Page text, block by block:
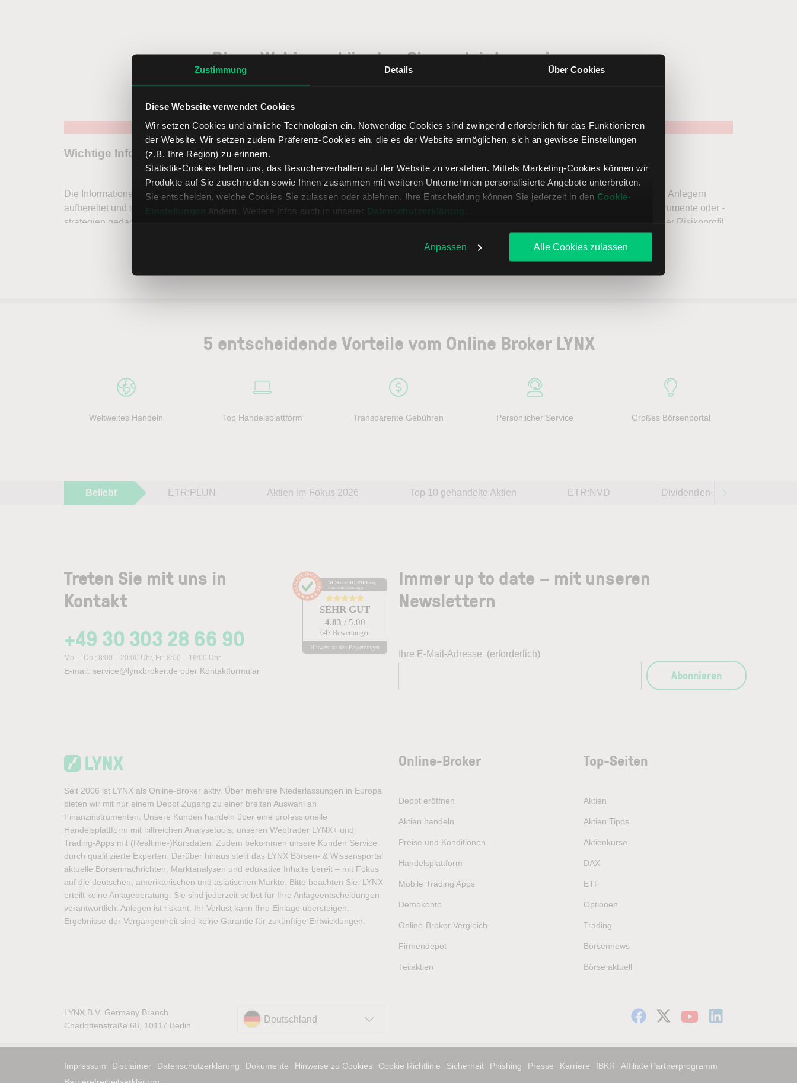
Zustimmung Details Über Cookies
Diese Webseite verwendet Cookies
Wir setzen Cookies und ähnliche Technologien ein. Notwendige Cookies sind zwingend erforderlich für das Funktionieren
der Website. Wir setzen zudem Präferenz-Cookies ein, die es der Website ermöglichen, sich an gewisse Einstellungen
(z.B. Ihre Region) zu erinnern.
Statistik-Cookies helfen uns, das Besucherverhalten auf der Website zu verstehen. Mittels Marketing-Cookies können wir
Produkte auf Sie zuschneiden sowie Ihnen zusammen mit weiteren Unternehmen personalisierte Angebote unterbreiten.
Sie entscheiden, welche Cookies Sie zulassen oder ablehnen. Ihre Entscheidung können Sie jederzeit in den Cookie-
Einstellungen
ändern. Weitere Infos auch in unserer Datenschutzerklärung
Anpassen Alle Cookies zulassen
Diese Webinare könnten Sie auch interessieren
Leider gibt es für Ihren gesetzten Filter keine Webinaraufzeichnungen.
5 entscheidende Vorteile vom Online Broker LYNX
Weltweites Handeln Top Handelsplattform Transparente Gebühren Persönlicher Service Großes Börsenportal
Beliebt ETR:PLUN Aktien im Fokus 2026 Top 10 gehandelte Aktien ETR:NVD Dividenden-Aktien weltweit
Treten Sie mit uns in
Kontakt
+49 30 303 28 66 90
Mo. – Do.: 8:00 – 20:00 Uhr, Fr.: 8:00 – 18:00 Uhr
E-mail: service@lynxbroker.de oder Kontaktformular
AUSGEZEICHNET.org
Kundenbewertungen
SEHR GUT
4.83 / 5.00
647 Bewertungen
Hinweis zu den Bewertungen
Immer up to date – mit unseren
Newslettern
Ihre E-Mail-Adresse (erforderlich)
Abonnieren
Seit 2006 ist LYNX als Online-Broker aktiv. Über mehrere Niederlassungen in Europa
bieten wir mit nur einem Depot Zugang zu einer breiten Auswahl an
Finanzinstrumenten. Unsere Kunden handeln über eine professionelle
Handelsplattform mit hilfreichen Analysetools, unseren Webtrader LYNX+ und
Trading-Apps mit (Realtime-)Kursdaten. Zudem bekommen unsere Kunden Service
durch qualifizierte Experten. Darüber hinaus stellt das LYNX Börsen- & Wissensportal
aktuelle Börsennachrichten, Marktanalysen und edukative Inhalte bereit – mit Fokus
auf die deutschen, amerikanischen und asiatischen Märkte. Bitte beachten Sie: LYNX
erteilt keine Anlageberatung. Sie sind jederzeit selbst für Ihre Anlageentscheidungen
verantwortlich. Anlegen ist riskant. Ihr Verlust kann Ihre Einlage übersteigen.
Ergebnisse der Vergangenheit sind keine Garantie für zukünftige Entwicklungen.
Online-Broker
Depot eröffnen
Aktien handeln
Preise und Konditionen
Handelsplattform
Mobile Trading Apps
Demokonto
Online-Broker Vergleich
Firmendepot
Teilaktien
Top-Seiten
Aktien
Aktien Tipps
Aktienkurse
DAX
ETF
Optionen
Trading
Börsennews
Börse aktuell
LYNX B.V. Germany Branch
Charlottenstraße 68, 10117 Berlin
Deutschland
Impressum Disclaimer Datenschutzerklärung Dokumente Hinweise zu Cookies Cookie Richtlinie Sicherheit Phishing Presse Karriere IBKR
Affiliate Partnerprogramm